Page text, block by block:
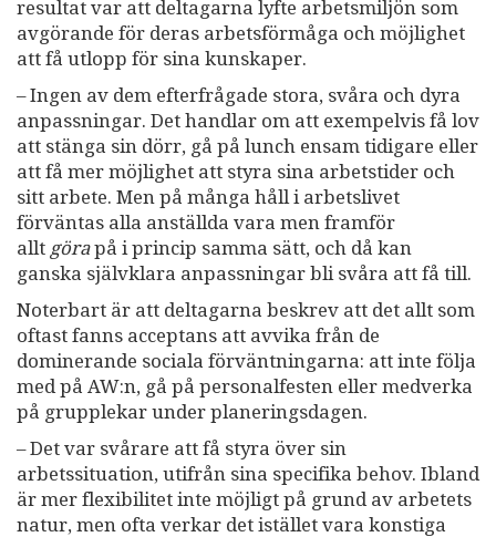
resultat var att deltagarna lyfte arbetsmiljön som
avgörande för deras arbetsförmåga och möjlighet
att få utlopp för sina kunskaper.
– Ingen av dem efterfrågade stora, svåra och dyra
anpassningar. Det handlar om att exempelvis få lov
att stänga sin dörr, gå på lunch ensam tidigare eller
att få mer möjlighet att styra sina arbetstider och
sitt arbete. Men på många håll i arbetslivet
förväntas alla anställda vara men framför
allt görapå i princip samma sätt, och då kan
ganska självklara anpassningar bli svåra att få till.
Noterbart är att deltagarna beskrev att det allt som
oftast fanns acceptans att avvika från de
dominerande sociala förväntningarna: att inte följa
med på AW:n, gå på personalfesten eller medverka
på grupplekar under planeringsdagen.
– Det var svårare att få styra över sin
arbetssituation, utifrån sina specifika behov. Ibland
är mer flexibilitet inte möjligt på grund av arbetets
natur, men ofta verkar det istället vara konstiga